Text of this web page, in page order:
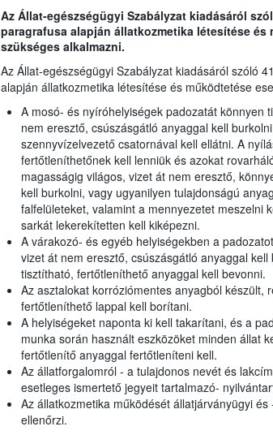
Az Állat-egészségügyi Szabályzat kiadásáról
paragrafusa alapján állatkozmetika létesítése
szükséges alkalmazni.
Az Állat-egészségügyi Szabályzat kiadásáról szóló
alapján állatkozmetika létesítése és működtetése
A mosó- és nyíróhelyiségek padozatát
nem eresztő, csúszásgátló anyaggal kell
szennyvízelvezető csatornával kell ellátni. A
fertőtleníthetőnek kell lenniük és azokat
magasságig világos, vizet át nem eresztő,
kell burkolni, vagy ugyanilyen tulajdonságú
falfelületeket, valamint a mennyezetet meszelni
sarkát lekerekítetten kell kiképezni.
A várakozó- és egyéb helyiségekben a
vizet át nem eresztő, csúszásgátló anyaggal
tisztítható, fertőtleníthető anyaggal kell bevonni.
Az asztalokat korróziómentes anyagból készült,
fertőtleníthető lappal kell borítani.
A helyiségeket naponta ki kell takarítani, és a
munka során használt eszközöket minden állat
fertőtlenítő anyaggal fertőtleníteni kell.
Az állatforgalomról - a tulajdonos nevét és
esetleges ismertető jegyeit tartalmazó-
Az állatkozmetika működését állatjárványügyi
ellenőrzi.